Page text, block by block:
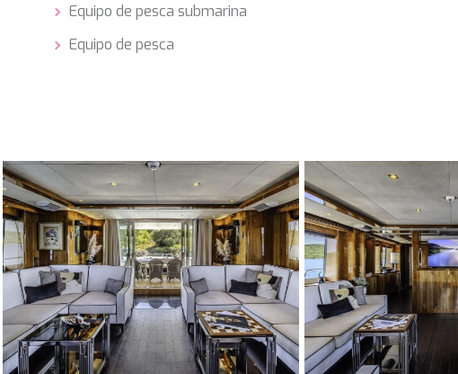
Equipo de pesca submarina
Equipo de pesca